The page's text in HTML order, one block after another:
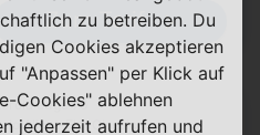
Zum Tarif
edge 70
Allnet-Flat Classic
zu betreiben. Du
Cookies akzeptieren
"Anpassen" per Klick auf
Cookies" ablehnen
jederzeit aufrufen und